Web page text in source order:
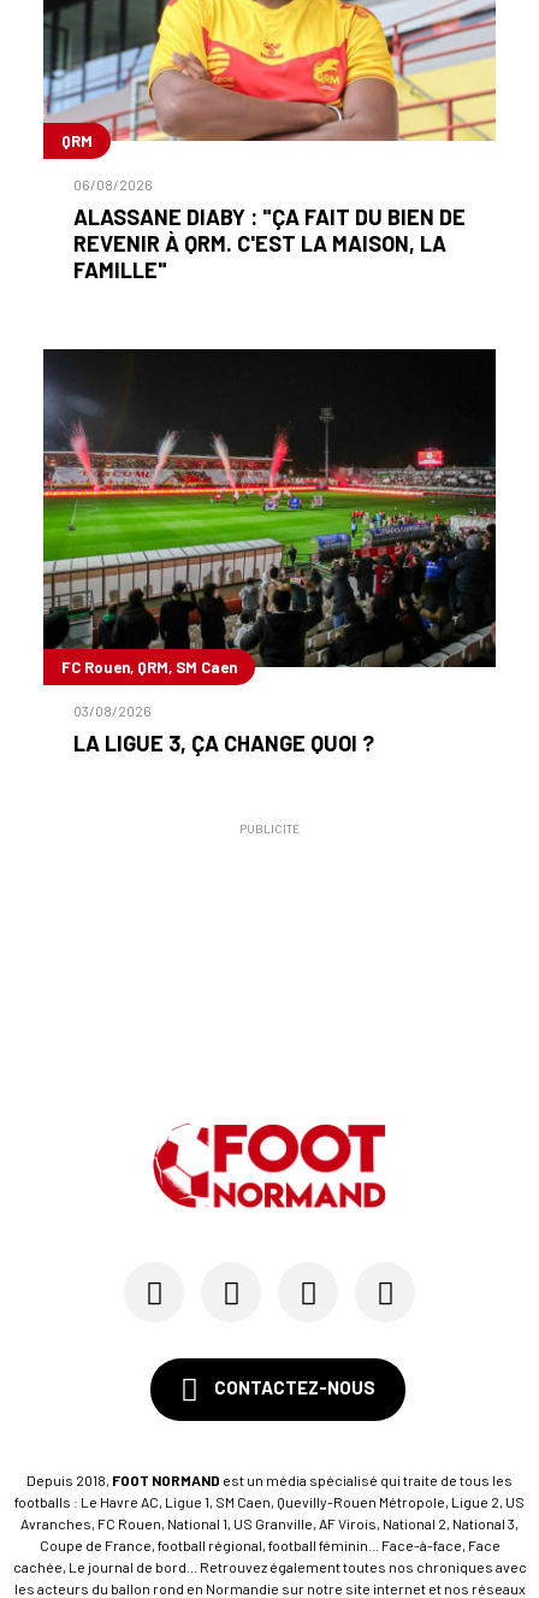
QRM
06/08/2026
ALASSANE DIABY : "ÇA FAIT DU BIEN DE
REVENIR À QRM. C'EST LA MAISON, LA
FAMILLE"
FC Rouen, QRM, SM Caen
03/08/2026
LA LIGUE 3, ÇA CHANGE QUOI ?
PUBLICITÉ
CONTACTEZ-NOUS
Depuis 2018, FOOT NORMAND est un média spécialisé qui traite de tous les
footballs : Le Havre AC, Ligue 1, SM Caen, Quevilly-Rouen Métropole, Ligue 2, US
Avranches, FC Rouen, National 1, US Granville, AF Virois, National 2, National 3,
Coupe de France, football régional, football féminin... Face-à-face, Face
cachée, Le journal de bord... Retrouvez également toutes nos chroniques avec
les acteurs du ballon rond en Normandie sur notre site internet et nos réseaux